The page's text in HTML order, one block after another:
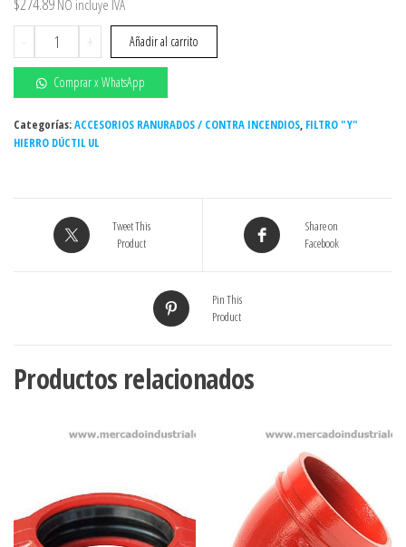
NO incluye IVA
-
FILTRO
Y
4"
ANSI
150
BRIDADO
WCB
+ Añadir al carrito
Comprar x WhatsApp
Categorías:ACCESORIOS RANURADOS / CONTRA INCENDIOS, FILTRO "Y"
HIERRO DÚCTIL UL
Tweet This
Product
Share on
Facebook
Pin This
Product
Productos relacionados